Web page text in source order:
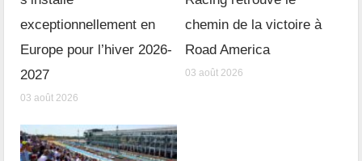
exceptionnellement en
Europe pour l’hiver 2026-
2027
03 août 2026
chemin de la victoire à
Road America
03 août 2026